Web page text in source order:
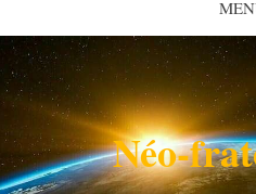
Néo-